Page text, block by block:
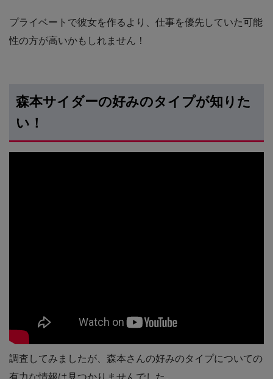
プライベートで彼女を作るより、仕事を優先していた可能
性の方が高いかもしれません！
森本サイダーの好みのタイプが知りた
い！
調査してみましたが、森本さんの好みのタイプについての
有力な情報は見つかりませんでした。